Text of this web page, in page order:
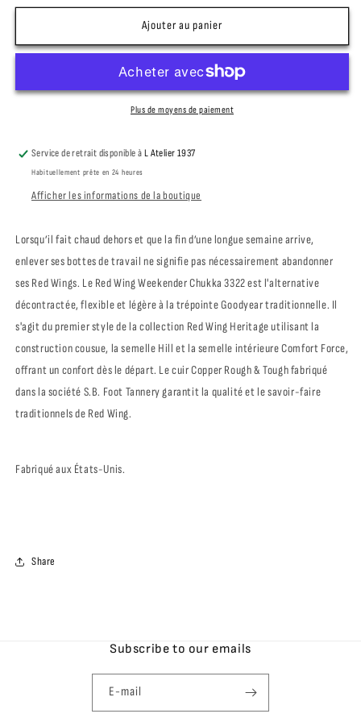
quantité
RED
-
Copper
Rough
&amp;
quantité
RED
SHOES
-
3322
Copper
Rough
&amp;
Ajouter au panier
Plus de moyens de paiement
Service de retrait disponible àL Atelier 1937
Habituellement prête en 24 heures
Afficher les informations de la boutique
Lorsqu’il fait chaud dehors et que la fin d’une longue semaine arrive,
enlever ses bottes de travail ne signifie pas nécessairement abandonner
ses Red Wings. Le Red Wing Weekender Chukka 3322 est l'alternative
décontractée, flexible et légère à la trépointe Goodyear traditionnelle. Il
s'agit du premier style de la collection Red Wing Heritage utilisant la
construction cousue, la semelle Hill et la semelle intérieure Comfort Force,
offrant un confort dès le départ. Le cuir Copper Rough & Tough fabriqué
dans la société S.B. Foot Tannery garantit la qualité et le savoir-faire
traditionnels de Red Wing.
Fabriqué aux États-Unis.
Share
Subscribe to our emails
E-mail